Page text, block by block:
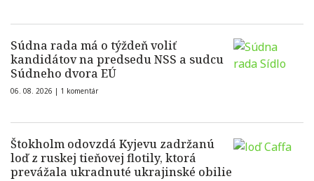
Súdna rada má o týždeň voliť
kandidátov na predsedu NSS a sudcu
Súdneho dvora EÚ
06. 08. 2026 | 1 komentár
Štokholm odovzdá Kyjevu zadržanú
loď z ruskej tieňovej flotily, ktorá
prevážala ukradnuté ukrajinské obilie